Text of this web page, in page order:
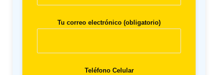
Tu correo electrónico (obligatorio)
Teléfono Celular